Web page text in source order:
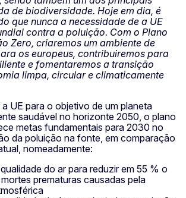
de biodiversidade. Hoje em dia, é
que nunca a necessidade de a UE
contra a poluição. Com o Plano
Zero, criaremos um ambiente de
os europeus, contribuiremos para
e fomentaremos a transição
limpa, circular e climaticamente
UE para o objetivo de um planeta
saudável no horizonte 2050, o plano
metas fundamentais para 2030 no
da poluição na fonte, em comparação
nomeadamente:
do ar para reduzir em 55 % o
prematuras causadas pela